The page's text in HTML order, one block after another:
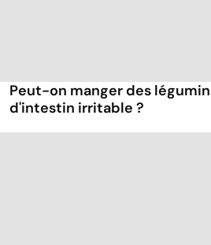
Peut-on manger des
d'intestin irritable ?